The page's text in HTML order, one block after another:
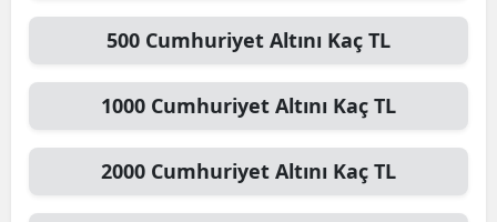
500 Cumhuriyet Altını Kaç TL
1000 Cumhuriyet Altını Kaç TL
2000 Cumhuriyet Altını Kaç TL